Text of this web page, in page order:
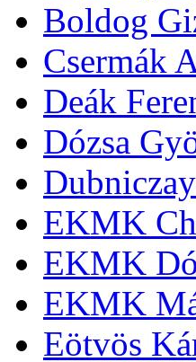
Boldog
Csermák
Deák
Dózsa
EKMK
EKMK
EKMK
Eötvös